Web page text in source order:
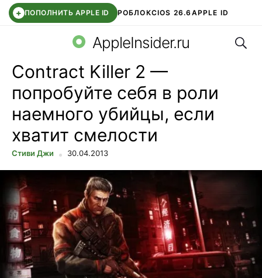
+ ПОПОЛНИТЬ APPLE ID РОБЛОКСIOS 26.6 APPLE ID
WHATSAPP DDE STOREAPP STOREOZON БАНК
AppleInsider.ru
Contract Killer 2 —
попробуйте себя в роли
наемного убийцы, если
хватит смелости
Стиви Джи 30.04.2013